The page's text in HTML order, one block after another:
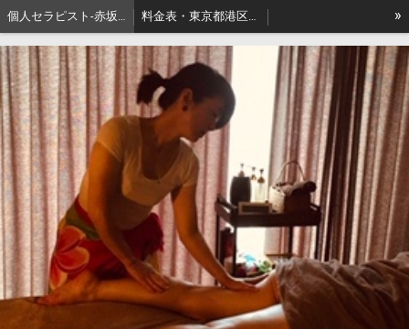
個人セラピスト-赤坂､出張リンパマッサージはアロマセジュール東京 料金表・東京都港区－本格派出張アロマオイルマッサージはセジュールへ
セジュールオーナーセラピスト健康ブログ
»